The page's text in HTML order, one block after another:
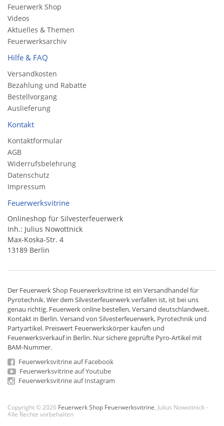
Feuerwerk Shop
Videos
Aktuelles & Themen
Feuerwerksarchiv
Hilfe & FAQ
Versandkosten
Bezahlung und Rabatte
Bestellvorgang
Auslieferung
Kontakt
Kontaktformular
AGB
Widerrufsbelehrung
Datenschutz
Impressum
Feuerwerksvitrine
Onlineshop für Silvesterfeuerwerk
Inh.: Julius Nowottnick
Max-Koska-Str. 4
13189 Berlin
Der Feuerwerk Shop Feuerwerksvitrine ist ein Versandhandelfür
Pyrotechnik. Wer dem Silvesterfeuerwerk verfallen ist, ist bei uns
genau richtig. Feuerwerk online bestellen,Versand deutschlandweit,
Kontakt in Berlin. Versand von Silvesterfeuerwerk, Pyrotechnik und
Partyartikel. Preiswert Feuerwerkskörper kaufen und
Feuerwerksverkauf in Berlin. Nur sichere geprüfte Pyro-Artikel mit
BAM-Nummer.
Feuerwerksvitrine auf Facebook
Feuerwerksvitrine auf Youtube
Feuerwerksvitrine auf Instagram
Copyright © 2026 Feuerwerk Shop Feuerwerksvitrine , Julius Nowottnick -
Alle Rechte vorbehalten